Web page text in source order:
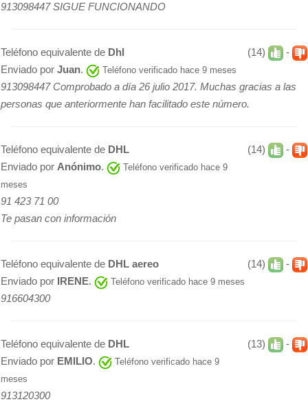
913098447 SIGUE FUNCIONANDO
(14) -
Teléfono equivalente de Dhl
Enviado por Juan. Teléfono verificado hace 9 meses
913098447 Comprobado a día 26 julio 2017. Muchas gracias a las
personas que anteriormente han facilitado este número.
(14) -
Teléfono equivalente de DHL
Enviado por Anónimo.
Teléfono verificado hace 9
meses
91 423 71 00
Te pasan con información
(14) -
Teléfono equivalente de DHL aereo
Enviado por
IRENE. Teléfono verificado hace 9 meses
916604300
(13) -
Teléfono equivalente de DHL
Enviado por EMILIO.
Teléfono verificado hace 9
meses
913120300